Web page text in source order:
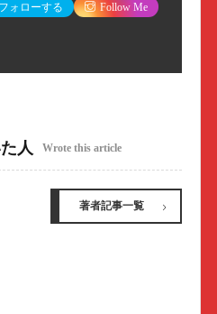
フォローする Follow Me
人 Wrote this article
著者記事一覧